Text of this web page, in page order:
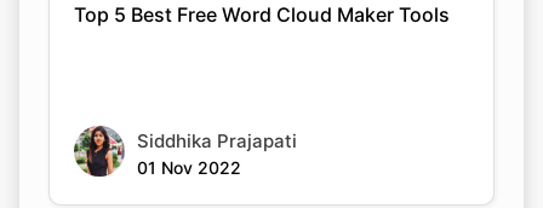
Top 5 Best Free Word Cloud Maker Tools
Siddhika Prajapati
01 Nov 2022